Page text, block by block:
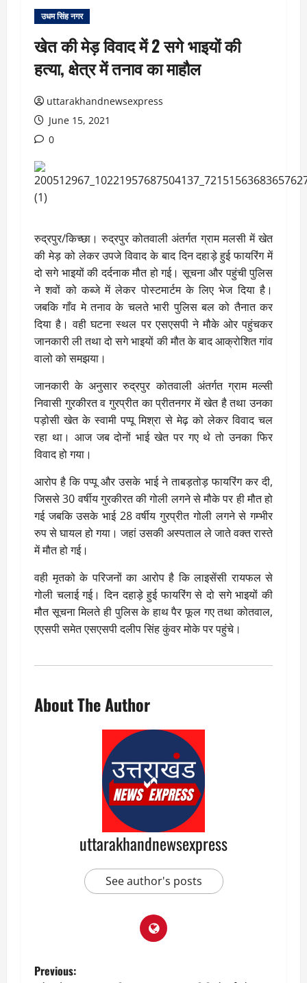
उधम सिंह नगर
खेत की मेड़ विवाद में 2 सगे भाइयों की
हत्या, क्षेत्र में तनाव का माहौल
uttarakhandnewsexpress
June 15, 2021
0
रुद्रपुर/किच्छा। रुद्रपुर कोतवाली अंतर्गत ग्राम मलसी में खेत
की मेड़ को लेकर उपजे विवाद के बाद दिन दहाड़े हुई फायरिंग में
दो सगे भाइयों की दर्दनाक मौत हो गई। सूचना और पहुंची पुलिस
ने शवों को कब्जे में लेकर पोस्टमार्टम के लिए भेज दिया है।
जबकि गाँव मे तनाव के चलते भारी पुलिस बल को तैनात कर
दिया है। वही घटना स्थल पर एसएसपी ने मौके ओर पहुंचकर
जानकारी ली तथा दो सगे भाइयों की मौत के बाद आक्रोशित गांव
वालो को समझया।
जानकारी के अनुसार रुद्रपुर कोतवाली अंतर्गत ग्राम मल्सी
निवासी गुरकीरत व गुरप्रीत का प्रीतनगर में खेत है तथा उनका
पड़ोसी खेत के स्वामी पप्पू मिश्रा से मेढ़ को लेकर विवाद चल
रहा था। आज जब दोनों भाई खेत पर गए थे तो उनका फिर
विवाद हो गया।
आरोप है कि पप्पू और उसके भाई ने ताबड़तोड़ फायरिंग कर दी,
जिससे 30 वर्षीय गुरकीरत की गोली लगने से मौके पर ही मौत हो
गई जबकि उसके भाई 28 वर्षीय गुरप्रीत गोली लगने से गम्भीर
रुप से घायल हो गया। जहां उसकी अस्पताल ले जाते वक्त रास्ते
में मौत हो गई।
वही मृतको के परिजनों का आरोप है कि लाइसेंसी रायफल से
गोली चलाई गई। दिन दहाड़े हुई फायरिंग से दो सगे भाइयों की
मौत सूचना मिलते ही पुलिस के हाथ पैर फूल गए तथा कोतवाल,
एएसपी समेत एसएसपी दलीप सिंह कुंवर मोके पर पहुंचे।
About The Author
uttarakhandnewsexpress
See author's posts
P
Previous: